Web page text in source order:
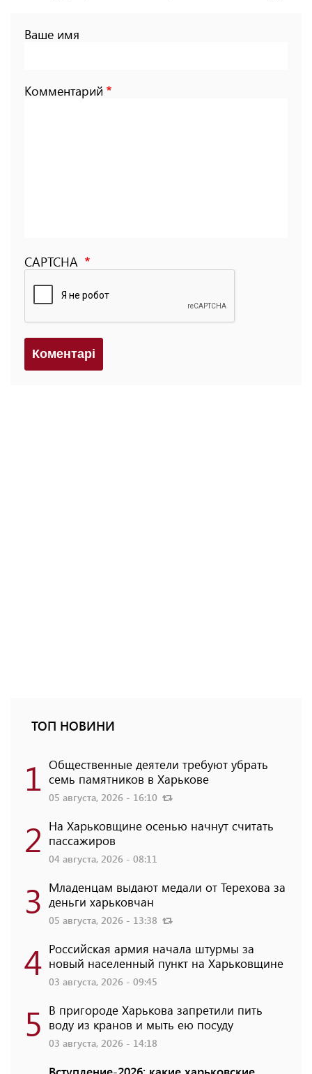
Ваше имя
Комментарий
CAPTCHA
Коментарi
ТОП НОВИНИ
1 Общественные деятели требуют убрать
семь памятников в Харькове
05 августа, 2026 - 16:10
2 На Харьковщине осенью начнут считать
пассажиров
04 августа, 2026 - 08:11
3 Младенцам выдают медали от Терехова за
деньги харьковчан
05 августа, 2026 - 13:38
4 Российская армия начала штурмы за
новый населенный пункт на Харьковщине
03 августа, 2026 - 09:45
5 В пригороде Харькова запретили пить
воду из кранов и мыть ею посуду
03 августа, 2026 - 14:18